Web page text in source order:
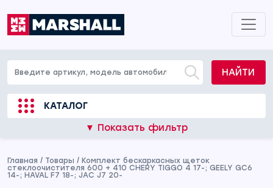
НАЙТИ
КАТАЛОГ
▼ Показать фильтр
Главная / Товары / Комплект бескаркасных щеток
стеклоочистителя 600 + 410 CHERY TIGGO 4 17-; GEELY GC6
14-; HAVAL F7 18-; JAC J7 20-